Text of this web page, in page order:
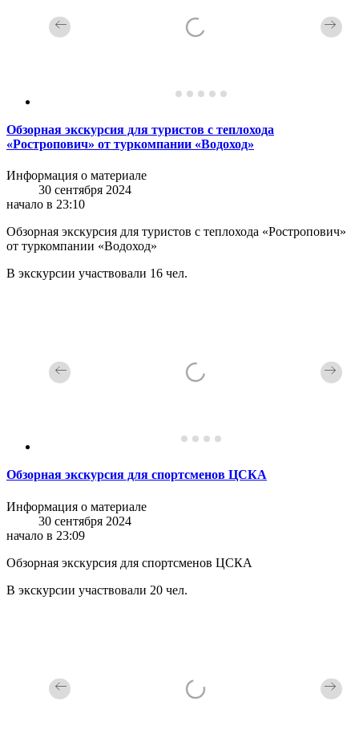
Обзорная экскурсия для туристов с теплохода
«Ростропович» от туркомпании «Водоход»
Информация о материале
30 сентября 2024
начало в 23:10
Обзорная экскурсия для туристов с теплохода «Ростропович»
от туркомпании «Водоход»
В экскурсии участвовали 16 чел.
Обзорная экскурсия для спортсменов ЦСКА
Информация о материале
30 сентября 2024
начало в 23:09
Обзорная экскурсия для спортсменов ЦСКА
В экскурсии участвовали 20 чел.